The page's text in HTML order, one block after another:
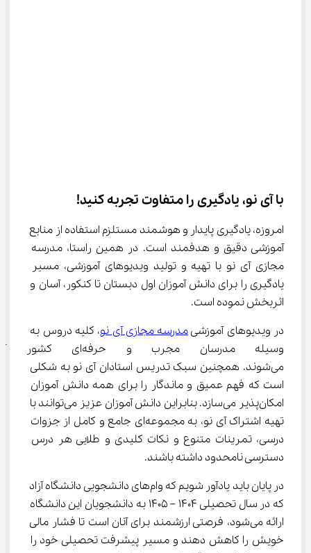
با آی نو، یادگیری را متفاوت تجربه کنید!
امروزه، یادگیری پایدار و هوشمند مستلزم استفاده از منابع
آموزشی دقیق و هدفمند است. در همین راستا، مدرسه
مجازی آی نو با تهیه و تولید ویدیوهای آموزشی، مسیر
یادگیری را برای دانش آموزان اول دبستان تا کنکور، آسان و
اثربخش نموده است.
در ویدیوهای آموزشی مدرسه مجازی آی نو، کلیه دروس به
وسیله مدرسان مجرب و
می‌شوند. همچنین سبک تدریس استادان آی نو به شکلی
است که فهم عمیق و ماندگار را برای همه دانش آموزان
امکان‌پذیر می‌سازد. بنابراین دانش آموزان عزیز می‌توانند با
تهیه اشتراک آی نو، به مجموعه‌ای جامع و کامل از جزوات
درسی، تمرینات متنوع و نکات کلیدی و طلایی هر درس
دسترسی نامحدود داشته باشند.
در پایان باید یادآور شویم که وام‌های دانشجویی دانشگاه آزاد
که در سال تحصیلی 1404 – 1405 به دانشجویان این دانشگاه
ارائه می‌شود، فرصتی ارزشمند برای آنان است تا فشار مالی
خویش را کاهش دهند و مسیر پیشرفت تحصیلی خود را